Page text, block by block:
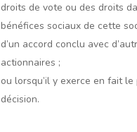
droits de vote ou des droits
bénéfices sociaux de cette
d’un accord conclu avec
actionnaires ;
ou lorsqu’il y exerce en fait le
décision.